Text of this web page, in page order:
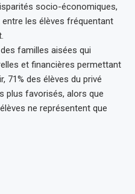
socio-économiques,
les élèves fréquentant
familles aisées qui
et financières permettant
71% des élèves du privé
plus favorisés, alors que
ne représentent que